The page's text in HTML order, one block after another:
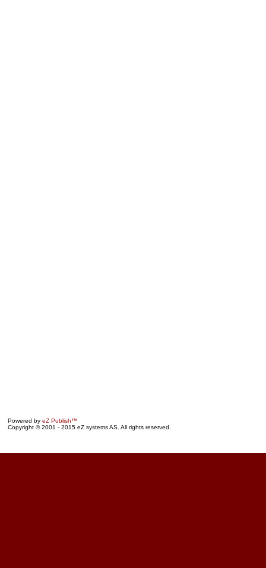
Powered by eZ Publish™
Copyright © 2001 - 2015 eZ systems AS. All rights reserved.